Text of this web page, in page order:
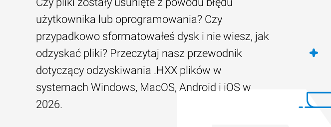
użytkownika lub oprogramowania? Czy
przypadkowo sformatowałeś dysk i nie wiesz, jak
odzyskać pliki? Przeczytaj nasz przewodnik
dotyczący odzyskiwania .HXX plików w
systemach Windows, MacOS, Android i iOS w
2026.